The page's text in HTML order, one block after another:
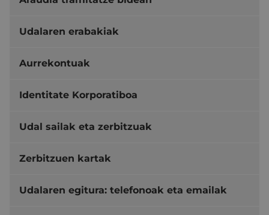
Udalaren erabakiak
Aurrekontuak
Identitate Korporatiboa
Udal sailak eta zerbitzuak
Zerbitzuen kartak
Udalaren egitura: telefonoak eta emailak